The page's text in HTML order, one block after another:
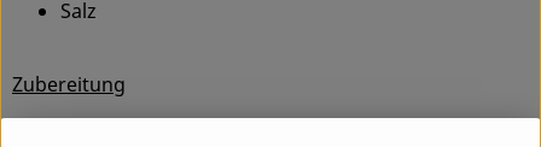
Salz
Zubereitung